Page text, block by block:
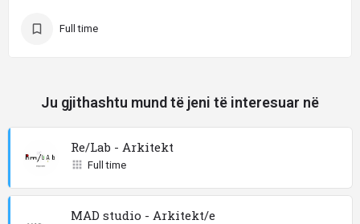
Full time
Ju gjithashtu mund të jeni të interesuar në
Re/Lab - Arkitekt
Full time
MAD studio - Arkitekt/e